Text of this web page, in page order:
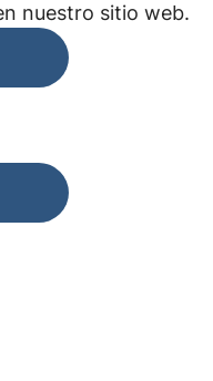
nuestro sitio web.